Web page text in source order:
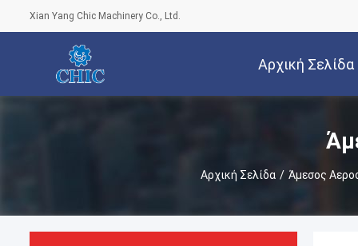
Xian Yang Chic Machinery Co., Ltd.
Αρχική Σελίδα
Αρχική Σελίδα / Άμεσος